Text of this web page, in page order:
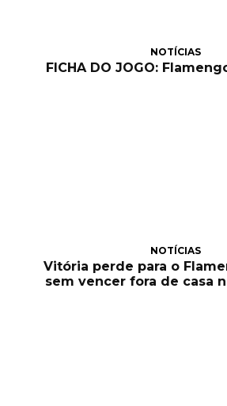
NOTÍCIAS
FICHA DO JOGO:
NOTÍCIAS
Vitória perde para o
sem vencer fora de casa